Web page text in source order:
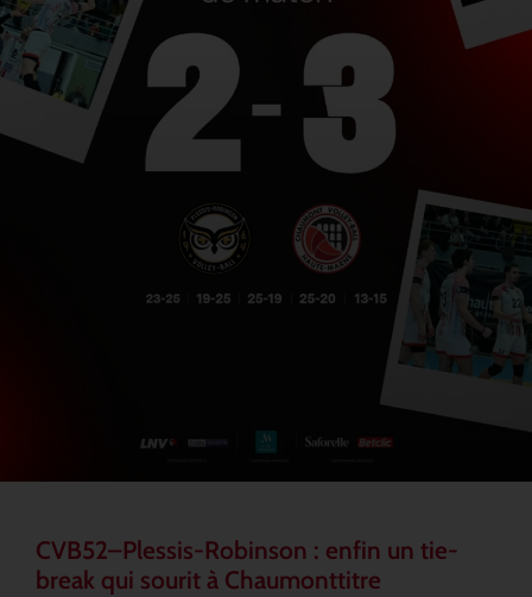
CVB52–Plessis-Robinson : enfin un tie-
break qui sourit à Chaumonttitre